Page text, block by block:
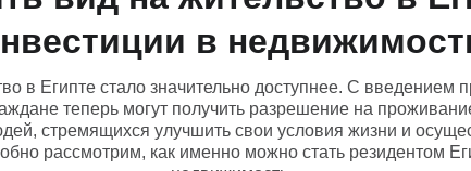
в
в Египте стало значительно доступнее. С введением
теперь могут получить разрешение на
стремящихся улучшить свои условия жизни и
рассмотрим, как именно можно стать резидентом